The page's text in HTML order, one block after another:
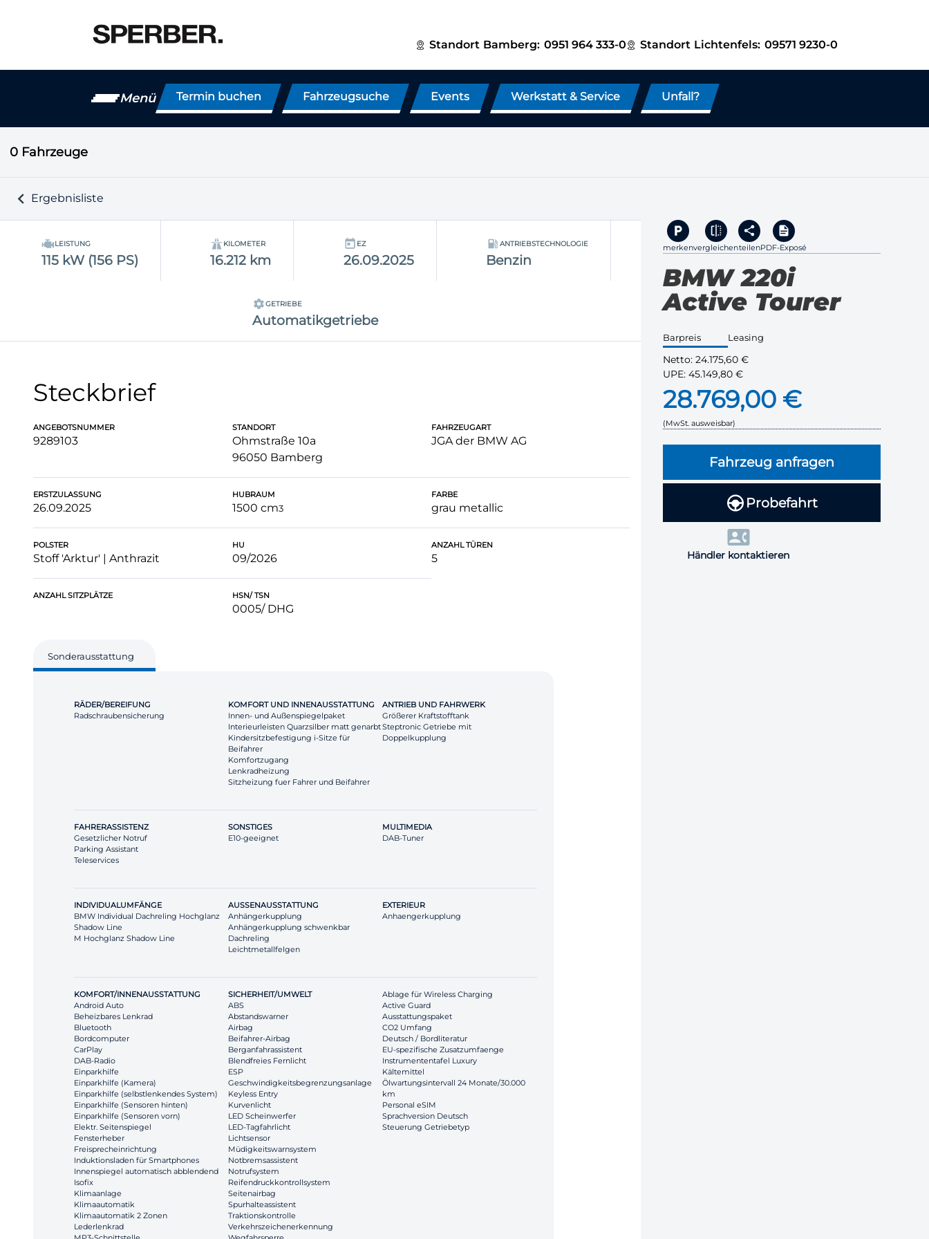
Standort Bamberg: 0951 964 333-0 Standort Lichtenfels: 09571 9230-0
Menü Termin buchen Fahrzeugsuche Events Werkstatt & Service Unfall?
0 Fahrzeuge
Ergebnisliste
LEISTUNG
115 kW (156 PS)
KILOMETER
16.212 km
EZ
26.09.2025
ANTRIEBSTECHNOLOGIE
Benzin
GETRIEBE
Automatikgetriebe
Steckbrief
ANGEBOTSNUMMER
9289103
STANDORT
Ohmstraße 10a
96050 Bamberg
FAHRZEUGART
JGA der BMW AG
ERSTZULASSUNG
26.09.2025
HUBRAUM
1500 cm3
FARBE
grau metallic
POLSTER
Stoff 'Arktur' | Anthrazit
HU
09/2026
ANZAHL TÜREN
5
ANZAHL SITZPLÄTZE HSN/ TSN
0005/ DHG
Sonderausstattung
RÄDER/BEREIFUNG
Radschraubensicherung
KOMFORT UND INNENAUSSTATTUNG
Innen- und Außenspiegelpaket
Interieurleisten Quarzsilber matt genarbt
Kindersitzbefestigung i-Sitze für
Beifahrer
Komfortzugang
Lenkradheizung
Sitzheizung fuer Fahrer und Beifahrer
ANTRIEB UND FAHRWERK
Größerer Kraftstofftank
Steptronic Getriebe mit
Doppelkupplung
FAHRERASSISTENZ
Gesetzlicher Notruf
Parking Assistant
Teleservices
SONSTIGES
E10-geeignet
MULTIMEDIA
DAB-Tuner
INDIVIDUALUMFÄNGE
BMW Individual Dachreling Hochglanz
Shadow Line
M Hochglanz Shadow Line
AUSSENAUSSTATTUNG
Anhängerkupplung
Anhängerkupplung schwenkbar
Dachreling
Leichtmetallfelgen
EXTERIEUR
Anhaengerkupplung
KOMFORT/INNENAUSSTATTUNG
Android Auto
Beheizbares Lenkrad
Bluetooth
Bordcomputer
CarPlay
DAB-Radio
Einparkhilfe
Einparkhilfe (Kamera)
Einparkhilfe (selbstlenkendes System)
Einparkhilfe (Sensoren hinten)
Einparkhilfe (Sensoren vorn)
Elektr. Seitenspiegel
Fensterheber
Freisprecheinrichtung
Induktionsladen für Smartphones
Innenspiegel automatisch abblendend
Isofix
Klimaanlage
Klimaautomatik
Klimaautomatik 2 Zonen
Lederlenkrad
SICHERHEIT/UMWELT
ABS
Abstandswarner
Airbag
Beifahrer-Airbag
Berganfahrassistent
Blendfreies Fernlicht
ESP
Geschwindigkeitsbegrenzungsanlage
Keyless Entry
Kurvenlicht
LED Scheinwerfer
LED-Tagfahrlicht
Lichtsensor
Müdigkeitswarnsystem
Notbremsassistent
Notrufsystem
Reifendruckkontrollsystem
Seitenairbag
Spurhalteassistent
Traktionskontrolle
Verkehrszeichenerkennung
Ablage für Wireless Charging
Active Guard
Ausstattungspaket
CO2 Umfang
Deutsch / Bordliteratur
EU-spezifische Zusatzumfaenge
Instrumententafel Luxury
Kältemittel
Ölwartungsintervall 24 Monate/30.000
km
Personal eSIM
Sprachversion Deutsch
Steuerung Getriebetyp
merkenvergleichenteilenPDF-Exposé
BMW 220i
Active Tourer
Barpreis Leasing
Netto:24.175,60 €
UPE:45.149,80 €
28.769,00 €
(MwSt. ausweisbar)
Fahrzeug anfragen
Probefahrt
Händler kontaktieren